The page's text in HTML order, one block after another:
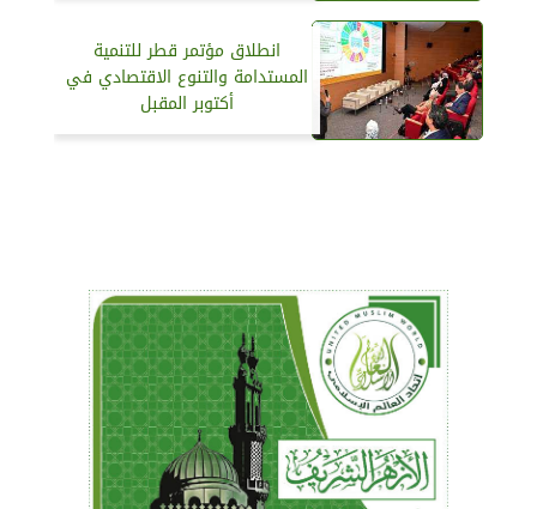
انطلاق مؤتمر قطر للتنمية
المستدامة والتنوع الاقتصادي في
أكتوبر المقبل